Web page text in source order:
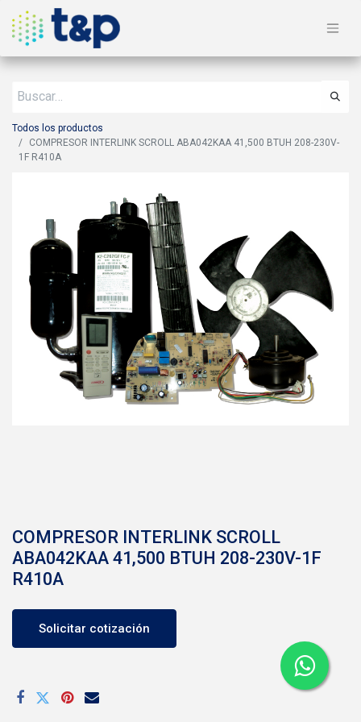
Todos los productos
COMPRESOR INTERLINK SCROLL ABA042KAA 41,500 BTUH 208-230V-
1F R410A
COMPRESOR INTERLINK SCROLL
ABA042KAA 41,500 BTUH 208-230V-1F
R410A
Solicitar cotización